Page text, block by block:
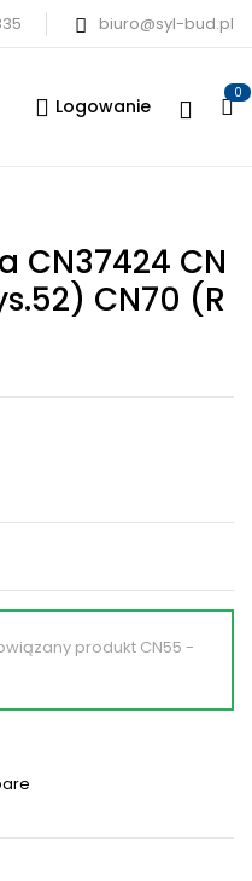
biuro@syl-bud.pl
Logowanie
0
CN37424 CN
CN70 (r
produkt CN55 -